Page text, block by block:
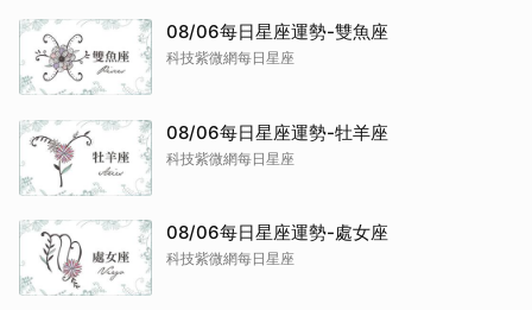
08/06每日星座運勢-雙魚座
科技紫微網每日星座
08/06每日星座運勢-牡羊座
科技紫微網每日星座
08/06每日星座運勢-處女座
科技紫微網每日星座